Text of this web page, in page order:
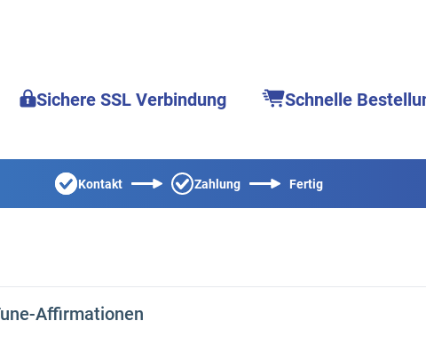
Sichere SSL Verbindung Schnelle
Kontakt Zahlung Fertig
Affirmationen